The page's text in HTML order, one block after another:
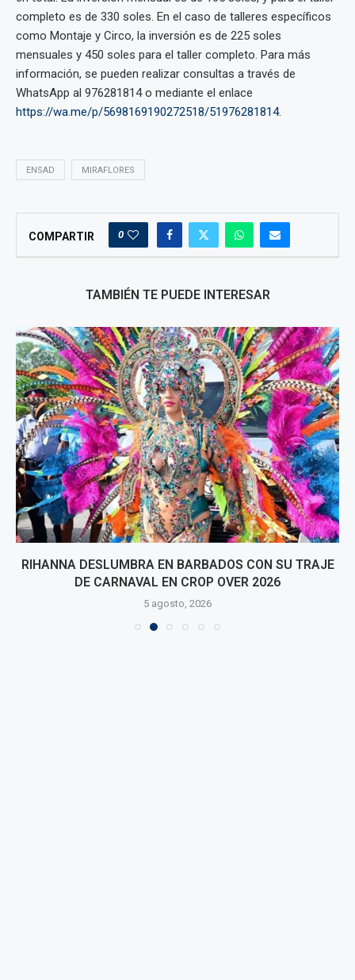
completo es de 330 soles. En el caso de talleres específicos
como Montaje y Circo, la inversión es de 225 soles
mensuales y 450 soles para el taller completo. Para más
información, se pueden realizar consultas a través de
WhatsApp al 976281814 o mediante el enlace
https://wa.me/p/5698169190272518/51976281814.
ENSAD MIRAFLORES
COMPARTIR 0
TAMBIÉN TE PUEDE INTERESAR
RIHANNA DESLUMBRA EN BARBADOS CON SU TRAJE
DE CARNAVAL EN CROP OVER 2026
5 agosto, 2026